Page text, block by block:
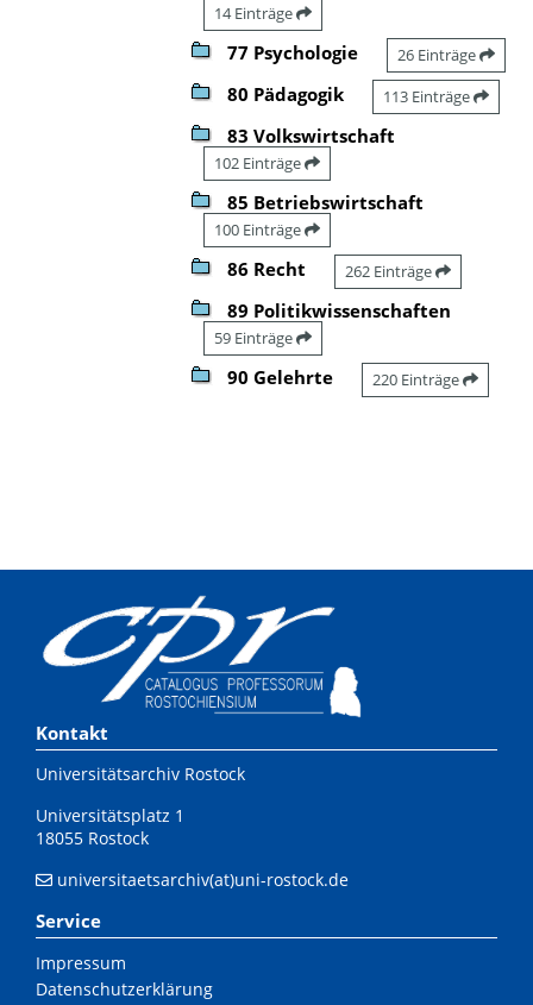
14 Einträge
77 Psychologie 26 Einträge
80 Pädagogik 113 Einträge
83 Volkswirtschaft
102 Einträge
85 Betriebswirtschaft
100 Einträge
86 Recht 262 Einträge
89 Politikwissenschaften
59 Einträge
90 Gelehrte 220 Einträge
Kontakt
Universitätsarchiv Rostock
Universitätsplatz 1
18055 Rostock
universitaetsarchiv(at)uni-rostock.de
Service
Impressum
Datenschutzerklärung